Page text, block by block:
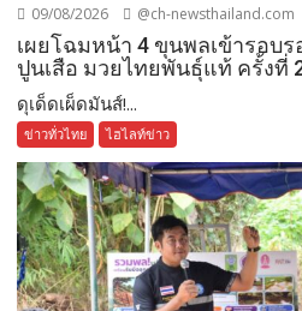
09/08/2026 @ch-newsthailand.com
เผยโฉมหน้า 4 ขุนพลเข้ารอบร
ปูนเสือ มวยไทยพันธุ์แท้ ครั้งที่
ดุเด็ดเผ็ดมันส์!...
ข่าวทั่วไทย ไฮไลท์ข่าว